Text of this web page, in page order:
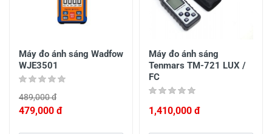
Máy đo ánh sáng Wadfow
WJE3501
489,000 đ
479,000 đ
Máy đo ánh sáng
Tenmars TM-721 LUX /
FC
1,410,000 đ